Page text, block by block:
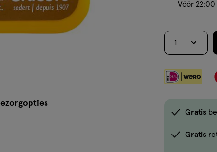
Vóór
1
Gratis
Gratis